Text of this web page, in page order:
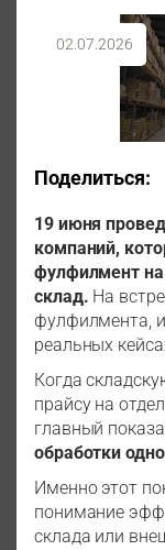
02.07.2026
Поделиться:
19 июня
компаний,
фулфилмент на
склад. На
фулфилмента,
реальных
Когда
прайсу на
главный
обработки
Именно этот
понимание
склада или